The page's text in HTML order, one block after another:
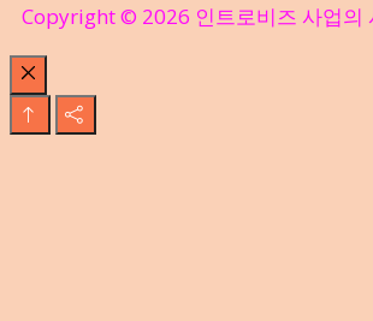
Copyright © 2026 인트로비즈 사업의
Close